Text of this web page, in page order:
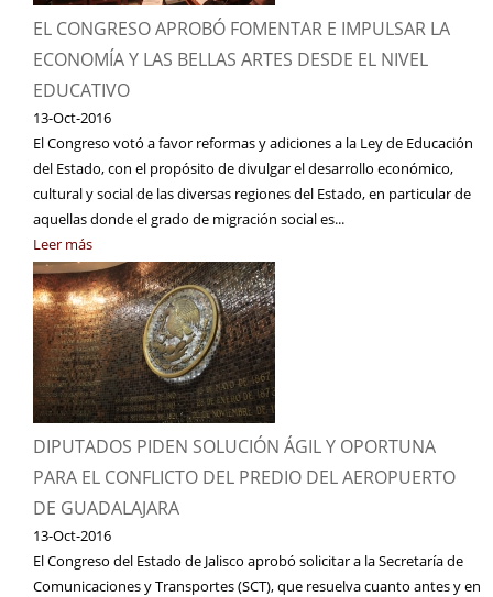
EL CONGRESO APROBÓ FOMENTAR E IMPULSAR LA
ECONOMÍA Y LAS BELLAS ARTES DESDE EL NIVEL
EDUCATIVO
13-Oct-2016
El Congreso votó a favor reformas y adiciones a la Ley de Educación
del Estado, con el propósito de divulgar el desarrollo económico,
cultural y social de las diversas regiones del Estado, en particular de
aquellas donde el grado de migración social es...
Leer más
DIPUTADOS PIDEN SOLUCIÓN ÁGIL Y OPORTUNA
PARA EL CONFLICTO DEL PREDIO DEL AEROPUERTO
DE GUADALAJARA
13-Oct-2016
El Congreso del Estado de Jalisco aprobó solicitar a la Secretaría de
Comunicaciones y Transportes (SCT), que resuelva cuanto antes y en